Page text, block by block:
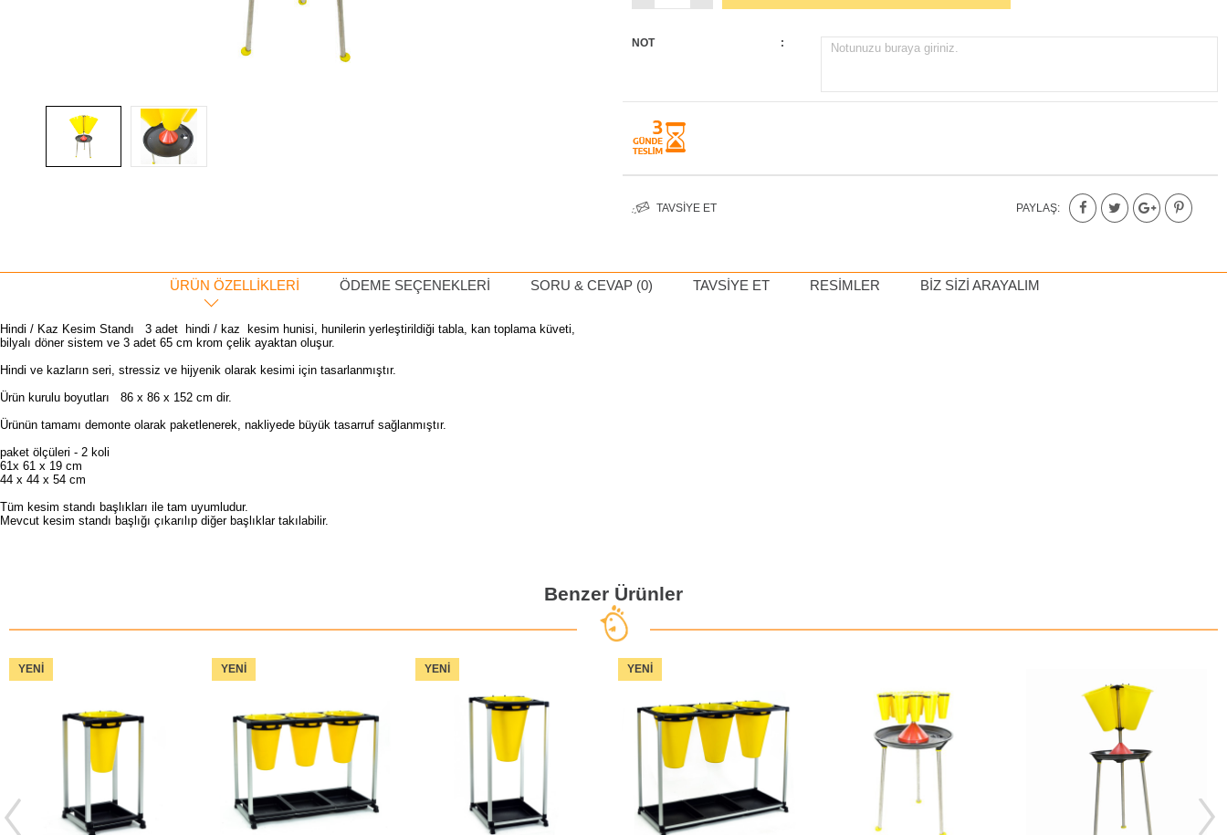
NOT : Notunuzu buraya giriniz.
TAVSIYE ET PAYLAŞ:
ÜRÜN ÖZELLIKLERI ÖDEME SEÇENEKLERI SORU & CEVAP (0) TAVSIYE ET RESIMLER BIZ SIZI ARAYALIM
Hindi / Kaz Kesim Standı 3 adet hindi / kaz kesim hunisi, hunilerin yerleştirildiği tabla, kan toplama küveti,
bilyalı döner sistem ve 3 adet 65 cm krom çelik ayaktan oluşur.
Hindi ve kazların seri, stressiz ve hijyenik olarak kesimi için tasarlanmıştır.
Ürün kurulu boyutları 86 x 86 x 152 cm dir.
Ürünün tamamı demonte olarak paketlenerek, nakliyede büyük tasarruf sağlanmıştır.
paket ölçüleri - 2 koli
61x 61 x 19 cm
44 x 44 x 54 cm
Tüm kesim standı başlıkları ile tam uyumludur.
Mevcut kesim standı başlığı çıkarılıp diğer başlıklar takılabilir.
Benzer Ürünler
YENI YENI YENI